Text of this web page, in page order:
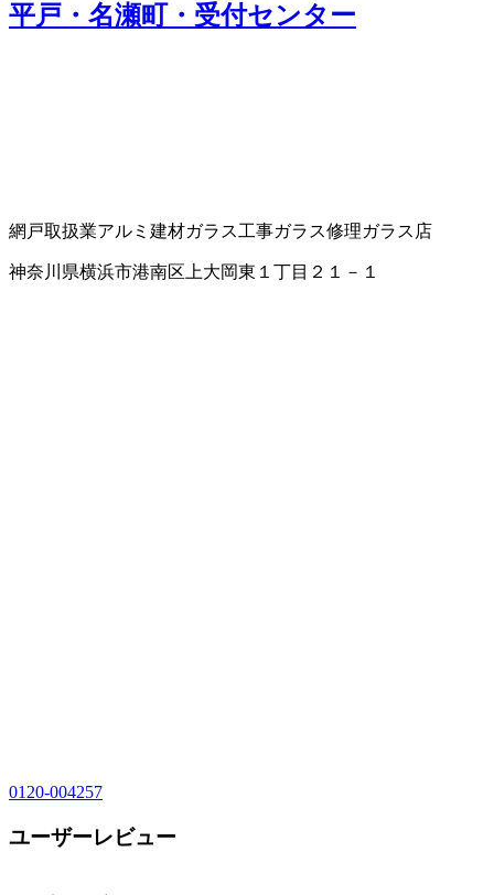
平戸・名瀬町・受付センター
網戸取扱業アルミ建材ガラス工事ガラス修理ガラス店
神奈川県横浜市港南区上大岡東１丁目２１－１
0120-004257
ユーザーレビュー